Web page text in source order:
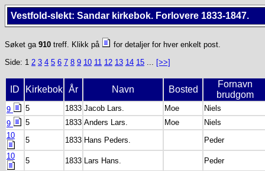
Vestfold-slekt: Sandar kirkebok. Forlovere 1833-1847.
Søket ga 910 treff. Klikk på
for detaljer for hver enkelt post.
Side: 1 2 3 4 5 6 7 8 9 10 11 12 13 14 15 ... [>>]
ID Kirkebok År Navn Bosted
Fornavn
brudgom
9 5 1833 Jacob Lars. Moe
Niels
9
5 1833 Anders Lars. Moe
Niels
10
5 1833 Hans Peders.
Peder
10
5 1833 Lars Hans.
Peder